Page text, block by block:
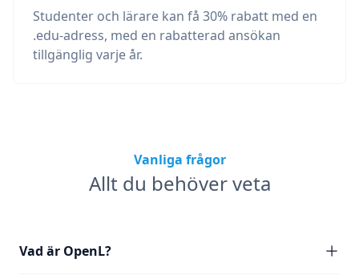
Studenter och lärare kan få 30% rabatt med en
.edu-adress, med en rabatterad ansökan
tillgänglig varje år.
Vanliga frågor
Allt du behöver veta
Vad är OpenL?